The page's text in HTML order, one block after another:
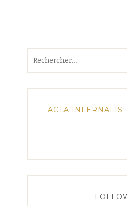
ACTA INFERNALIS